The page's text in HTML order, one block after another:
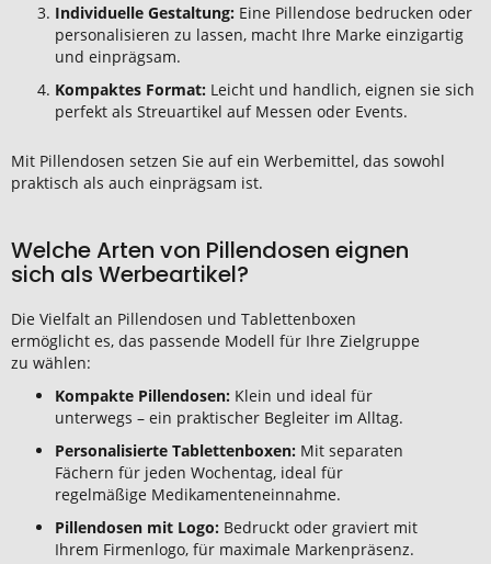
Individuelle Gestaltung: Eine Pillendose bedrucken oder
personalisieren zu lassen, macht Ihre Marke einzigartig
und einprägsam.
Kompaktes Format: Leicht und handlich, eignen sie sich
perfekt als Streuartikel auf Messen oder Events.
Mit Pillendosen setzen Sie auf ein Werbemittel, das sowohl
praktisch als auch einprägsam ist.
Welche Arten von Pillendosen eignen
sich als Werbeartikel?
Die Vielfalt an Pillendosen und Tablettenboxen
ermöglicht es, das passende Modell für Ihre Zielgruppe
zu wählen:
Kompakte Pillendosen: Klein und ideal für
unterwegs – ein praktischer Begleiter im Alltag.
Personalisierte Tablettenboxen: Mit separaten
Fächern für jeden Wochentag, ideal für
regelmäßige Medikamenteneinnahme.
Pillendosen mit Logo: Bedruckt oder graviert mit
Ihrem Firmenlogo, für maximale Markenpräsenz.